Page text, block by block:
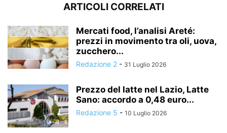
ARTICOLI CORRELATI
Mercati food, l’analisi Areté:
prezzi in movimento tra oli, uova,
zucchero...
Redazione 2 - 31 Luglio 2026
Prezzo del latte nel Lazio, Latte
Sano: accordo a 0,48 euro...
Redazione 5 - 10 Luglio 2026